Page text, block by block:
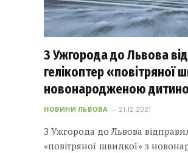
З Ужгорода до Львова
гелікоптер «повітряної
новонародженою
НОВИНИ ЛЬВОВА 21.12.2021
З Ужгорода до Львова
«повітряної швидкої» з